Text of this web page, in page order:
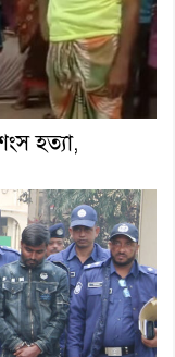
হত্যা,